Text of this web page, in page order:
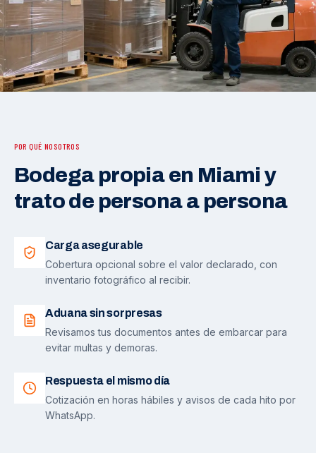
POR QUÉ NOSOTROS
Bodega propia en Miami y
trato de persona a persona
Carga asegurable
Cobertura opcional sobre el valor declarado, con
inventario fotográfico al recibir.
Aduana sin sorpresas
Revisamos tus documentos antes de embarcar para
evitar multas y demoras.
Respuesta el mismo día
Cotización en horas hábiles y avisos de cada hito por
WhatsApp.